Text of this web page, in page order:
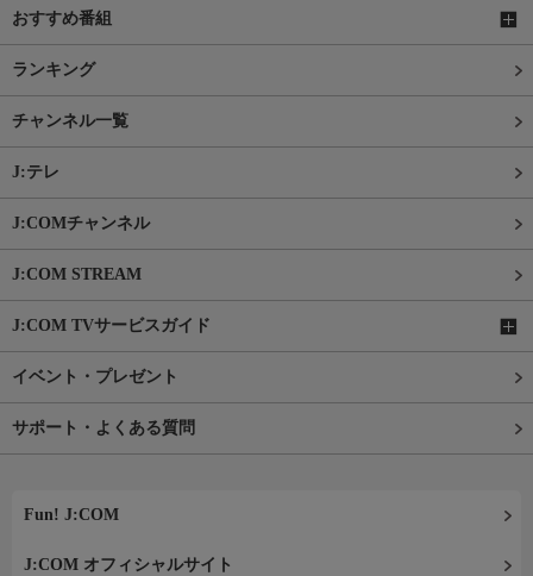
おすすめ番組
ランキング
チャンネル一覧
J:テレ
J:COMチャンネル
J:COM STREAM
J:COM TVサービスガイド
イベント・プレゼント
サポート・よくある質問
Fun! J:COM
J:COM オフィシャルサイト